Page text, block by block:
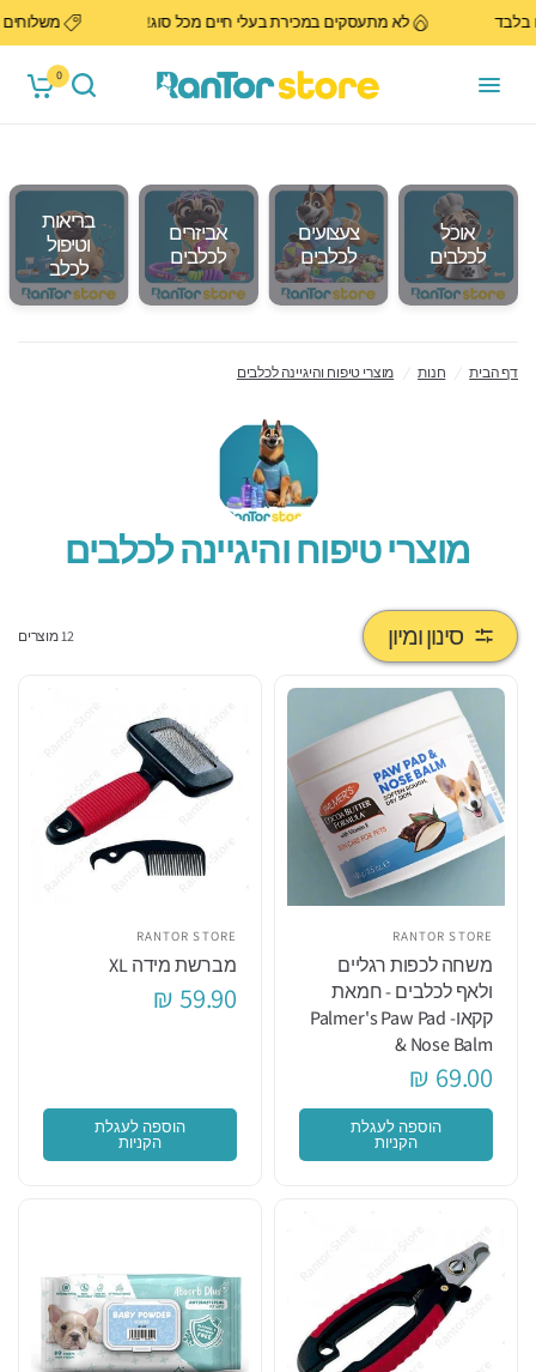
לא מתעסקים במכירת בעלי חיים מכל סוג! בלבד
0
אוכל
לכלבים
צעצועים
לכלבים
אביזרים
לכלבים
בריאות
וטיפול
לכלב
דף הבית / חנות / מוצרי טיפוח והיגיינה לכלבים
מוצרי טיפוח והיגיינה לכלבים
סינון ומיון 12 מוצרים
RANTOR STORE
משחה לכפות רגליים
ולאף לכלבים - חמאת
קקאו- Palmer's Paw Pad
& Nose Balm
69.00 ₪
הוספה לעגלת
הקניות
RANTOR STORE
מברשת מידה XL
59.90 ₪
הוספה לעגלת
הקניות